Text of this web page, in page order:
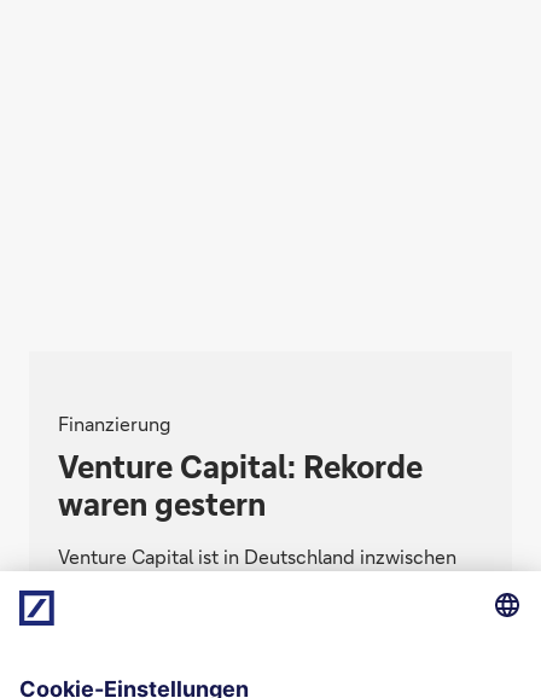
Finanzierung
Venture Capital: Rekorde
waren gestern
Venture Capital ist in Deutschland inzwischen